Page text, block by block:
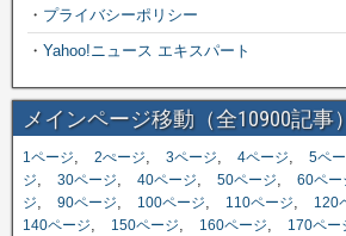
・ プライバシーポリシー
・ Yahoo!ニュース エキスパート
メインページ移動（全10900記事）
1ページ 2ぺージ 3ページ 4ページ 5ペ
ジ
30ページ 40ページ 50ページ 60ペー
ジ
90ページ 100ページ 110ページ 120
140ページ 150ページ 160ページ 170ペー